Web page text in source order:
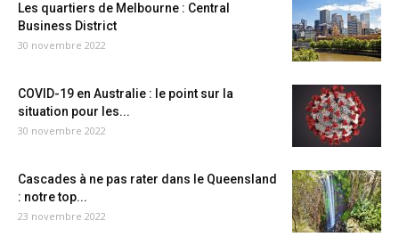
Les quartiers de Melbourne : Central
Business District
30 novembre 2022
COVID-19 en Australie : le point sur la
situation pour les...
30 novembre 2022
Cascades à ne pas rater dans le Queensland
: notre top...
23 novembre 2022